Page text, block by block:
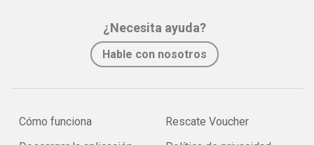
¿Necesita ayuda?
Hable con nosotros
Cómo funciona
Rescate Voucher